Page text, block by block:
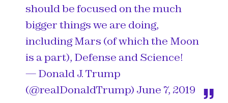
should be focused on the much
bigger things we are doing,
including Mars (of which the Moon
is a part), Defense and Science!
— Donald J. Trump
(@realDonaldTrump) June 7, 2019